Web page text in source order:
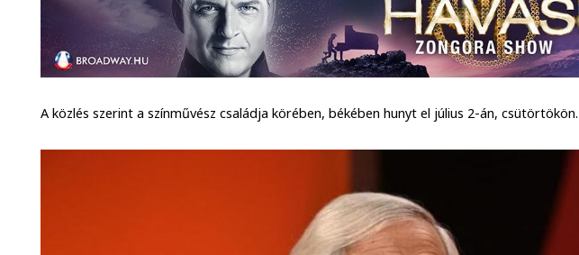
A közlés szerint a színművész családja körében, békében hunyt el július 2-án, csütörtökön.